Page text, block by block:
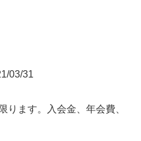
03/31
ります。入会金、年会費、